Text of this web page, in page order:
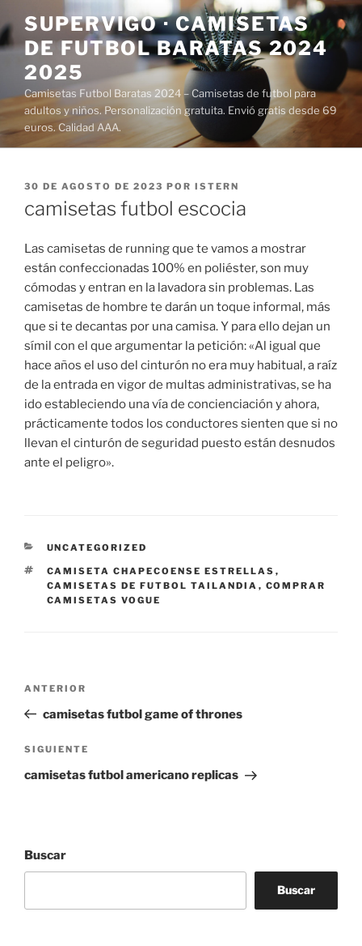
al
contenido
SUPERVIGO · CAMISETAS
DE FUTBOL BARATAS 2024
2025
Camisetas Futbol Baratas 2024 – Camisetas de futbol para
adultos y niños. Personalización gratuita. Envió gratis desde 69
euros. Calidad AAA.
PUBLICADO
30 DE AGOSTO DE 2023 POR ISTERN
camisetas futbol escocia
Las camisetas de running que te vamos a mostrar
están confeccionadas 100% en poliéster, son muy
cómodas y entran en la lavadora sin problemas. Las
camisetas de hombre te darán un toque informal, más
que si te decantas por una camisa. Y para ello dejan un
símil con el que argumentar la petición: «Al igual que
hace años el uso del cinturón no era muy habitual, a raíz
de la entrada en vigor de multas administrativas, se ha
ido estableciendo una vía de concienciación y ahora,
prácticamente todos los conductores sienten que si no
llevan el cinturón de seguridad puesto están desnudos
ante el peligro».
CATEGORÍAS
UNCATEGORIZED
ETIQUETAS
CAMISETA CHAPECOENSE ESTRELLAS ,
CAMISETAS DE FUTBOL TAILANDIA , COMPRAR
CAMISETAS VOGUE
entradas
Entrada
anterior:
ANTERIOR
camisetas futbol game of thrones
Siguiente
entrada
SIGUIENTE
camisetas futbol americano replicas
Buscar
Buscar